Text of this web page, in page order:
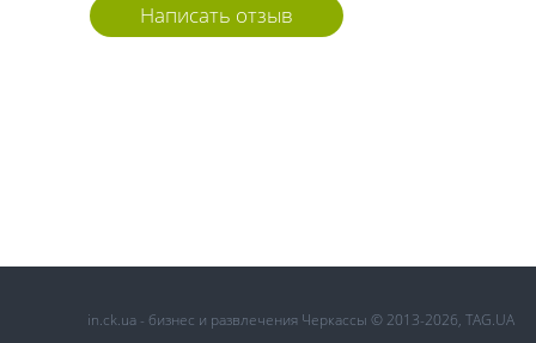
Написать отзыв
in.ck.ua - бизнес и развлечения Черкассы © 2013-2026, TAG.UA